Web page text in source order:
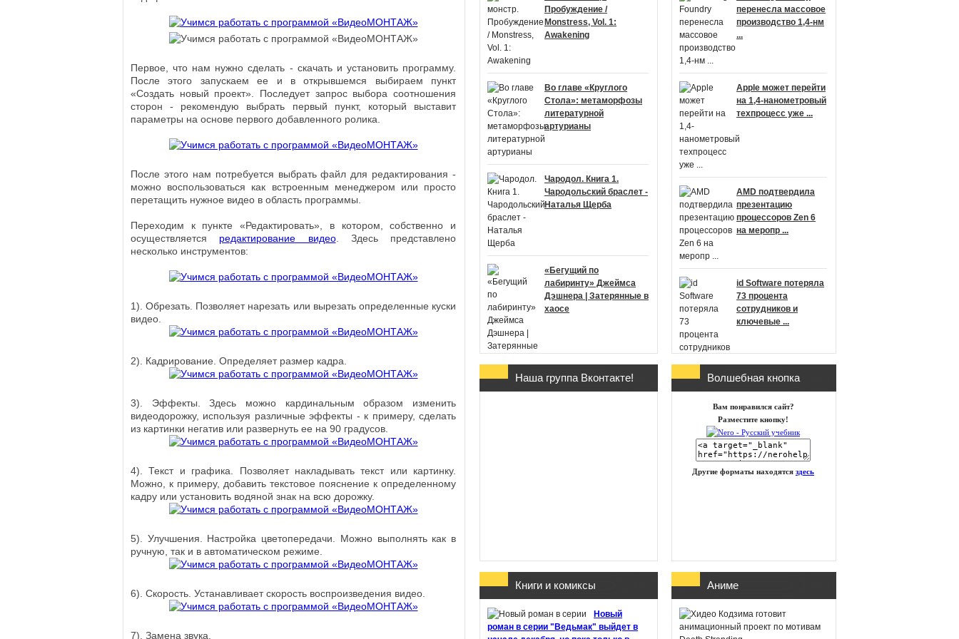
Первое, что нам нужно сделать - скачать и установить программу.
После этого запускаем ее и в открывшемся выбираем пункт
«Создать новый проект». Последует запрос выбора соотношения
сторон - рекомендую выбрать первый пункт, который выставит
параметры на основе первого добавленного ролика.
После этого нам потребуется выбрать файл для редактирования -
можно воспользоваться как встроенным менеджером или просто
перетащить нужное видео в область программы.
Переходим к пунктe «Редактировать», в котором, собственно и
осуществляется редактирование видео. Здесь представлено
несколько инструментов:
1). Обрезать. Позволяет нарезать или вырезать определенные куски
видео.
2). Кадрирование. Определяет размер кадра.
3). Эффекты. Здесь можно кардинальным образом изменить
видеодорожку, используя различные эффекты - к примеру, сделать
из картинки негатив или развернуть ее на 90 градусов.
4). Текст и графика. Позволяет накладывать текст или картинку.
Можно, к примеру, добавить текстовое пояснение к определенному
кадру или установить водяной знак на всю дорожку.
5). Улучшения. Настройка цветопередачи. Можно выполнять как в
ручную, так и в автоматическом режиме.
6). Скорость. Устанавливает скорость воспроизведения видео.
7). Замена звука.
Пробуждение /
Monstress, Vol. 1:
Awakening
Во главе «Круглого
Стола»: метаморфозы
литературной
артурианы
Чародол. Книга 1.
Чародольский браслет -
Наталья Щерба
«Бегущий по
лабиринту» Джеймса
Дэшнера | Затерянные в
хаосе
Гарри Поттер и Дары
призраки - Джон Бойн
Наша группа Вконтакте!
Книги и комиксы
Новый
роман в серии "Ведьмак" выйдет в
перенесла массовое
производство 1,4-нм
...
Apple может перейти
на 1,4-нанометровый
техпроцесс уже ...
AMD подтвердила
презентацию
процессоров Zen 6
на меропр ...
id Software потеряла
73 процента
сотрудников и
ключевые ...
анонсировала новые
игры в Xbox Game
Pass на п ...
Глава Xbox
бизнеса посл ...
Волшебная кнопка
Вам понравился сайт?
Разместите кнопку!
Другие форматы находятся здесь
Аниме